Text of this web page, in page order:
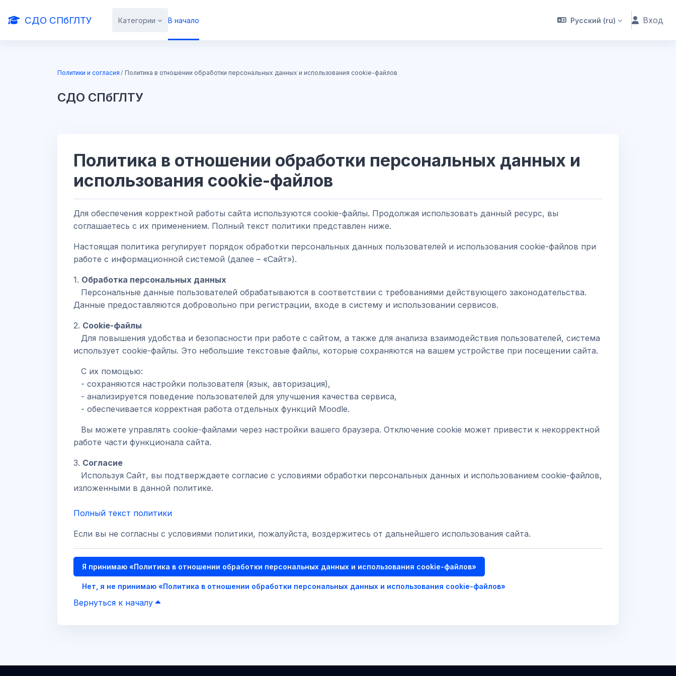
СДО СПбГЛТУ Категории В начало Русский ‎(ru)‎ Вход
Политики и согласия Политика в отношении обработки персональных данных и использования cookie-файлов
СДО СПбГЛТУ
Политика в отношении обработки персональных данных и
использования cookie-файлов
Для обеспечения корректной работы сайта используются cookie-файлы. Продолжая использовать данный ресурс, вы
соглашаетесь с их применением. Полный текст политики представлен ниже.
Настоящая политика регулирует порядок обработки персональных данных пользователей и использования cookie-файлов при
работе с информационной системой (далее – «Сайт»).
1. Обработка персональных данных
Персональные данные пользователей обрабатываются в соответствии с требованиями действующего законодательства.
Данные предоставляются добровольно при регистрации, входе в систему и использовании сервисов.
2. Cookie-файлы
Для повышения удобства и безопасности при работе с сайтом, а также для анализа взаимодействия пользователей, система
использует cookie-файлы. Это небольшие текстовые файлы, которые сохраняются на вашем устройстве при посещении сайта.
С их помощью:
- сохраняются настройки пользователя (язык, авторизация),
- анализируется поведение пользователей для улучшения качества сервиса,
- обеспечивается корректная работа отдельных функций Moodle.
Вы можете управлять cookie-файлами через настройки вашего браузера. Отключение cookie может привести к некорректной
работе части функционала сайта.
3. Согласие
Используя Сайт, вы подтверждаете согласие с условиями обработки персональных данных и использованием cookie-файлов,
изложенными в данной политике.
Полный текст политики
Если вы не согласны с условиями политики, пожалуйста, воздержитесь от дальнейшего использования сайта.
Я принимаю «Политика в отношении обработки персональных данных и использования cookie-файлов»
Нет, я не принимаю «Политика в отношении обработки персональных данных и использования cookie-файлов»
Вернуться к началу